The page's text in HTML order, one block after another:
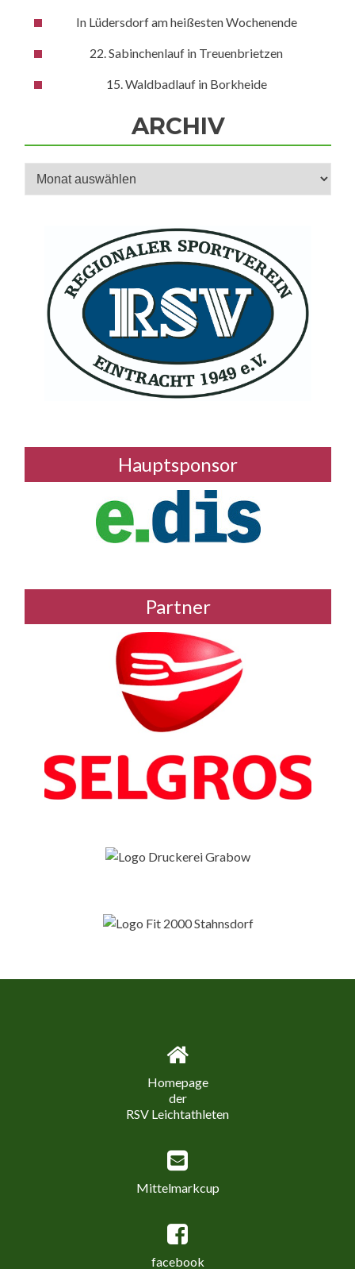
In Lüdersdorf am heißesten Wochenende
22. Sabinchenlauf in Treuenbrietzen
15. Waldbadlauf in Borkheide
ARCHIV
Archiv
Hauptsponsor
Partner
Homepage
der
RSV Leichtathleten
Mittelmarkcup
facebook